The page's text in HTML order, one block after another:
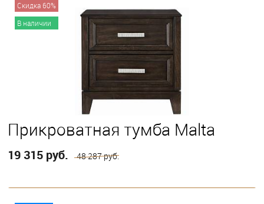
Скидка 60%
В наличии
Прикроватная тумба Malta
19 315 руб. 48 287 руб.